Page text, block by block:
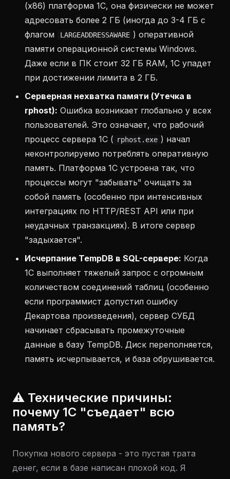
(x86) платформа 1С, она физически не может
адресовать более 2 ГБ (иногда до 3-4 ГБ с
флагом
LARGEADDRESSAWARE ) оперативной
памяти операционной системы Windows.
Даже если в ПК стоит 32 ГБ RAM, 1С упадет
при достижении лимита в 2 ГБ.
Серверная нехватка памяти (Утечка в
rphost): Ошибка возникает глобально у всех
пользователей. Это означает, что рабочий
процесс сервера 1С ( rphost.exe ) начал
неконтролируемо потреблять оперативную
память. Платформа 1С устроена так, что
процессы могут "забывать" очищать за
собой память (особенно при интенсивных
интеграциях по HTTP/REST API или при
неудачных транзакциях). В итоге сервер
"задыхается".
Исчерпание TempDB в SQL-сервере: Когда
1С выполняет тяжелый запрос с огромным
количеством соединений таблиц (особенно
если программист допустил ошибку
Декартова произведения), сервер СУБД
начинает сбрасывать промежуточные
данные в базу TempDB. Диск переполняется,
память исчерпывается, и база обрушивается.
⚠️ Технические причины:
почему 1С "съедает" всю
память?
Покупка нового сервера - это пустая трата
денег, если в базе написан плохой код. Я